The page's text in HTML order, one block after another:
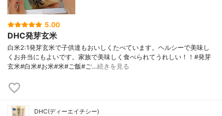
5.00
DHC発芽玄米
白米2:1発芽玄米で子供達もおいしくたべています。ヘルシーで美味し
くお弁当にもよいです。家族で美味しく食べられてうれしい！！#発芽
玄米#白米#お米#米#ご飯#ご…続きを見る
DHC(ディーエイチシー)